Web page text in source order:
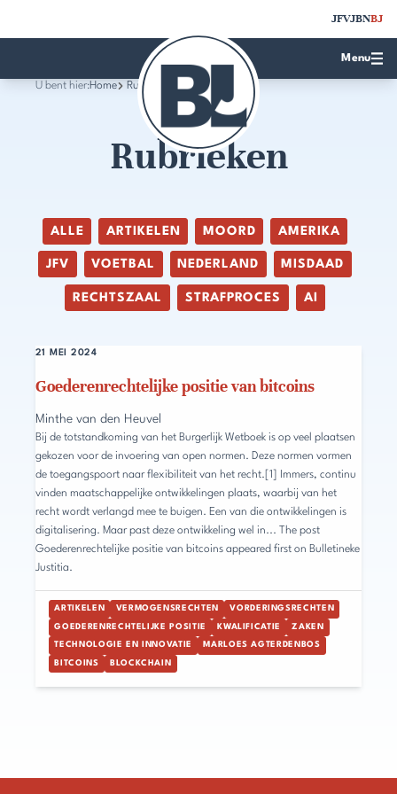
JFVJBNBJ
Menu
U bent hier:Home Rubrieken
Rubrieken
ALLE ARTIKELEN MOORD AMERIKA
JFV VOETBAL NEDERLAND MISDAAD
RECHTSZAAL STRAFPROCES AI
Goederenrechtelijke positie van bitcoins
21 MEI 2024
Minthe van den Heuvel
Bij de totstandkoming van het Burgerlijk Wetboek is op veel plaatsen
gekozen voor de invoering van open normen. Deze normen vormen
de toegangspoort naar flexibiliteit van het recht.[1] Immers, continu
vinden maatschappelijke ontwikkelingen plaats, waarbij van het
recht wordt verlangd mee te buigen. Een van die ontwikkelingen is
digitalisering. Maar past deze ontwikkeling wel in... The post
Goederenrechtelijke positie van bitcoins appeared first on Bulletineke
Justitia.
ARTIKELEN VERMOGENSRECHTEN VORDERINGSRECHTEN
GOEDERENRECHTELIJKE POSITIE KWALIFICATIE ZAKEN
TECHNOLOGIE EN INNOVATIE MARLOES AGTERDENBOS
BITCOINS BLOCKCHAIN